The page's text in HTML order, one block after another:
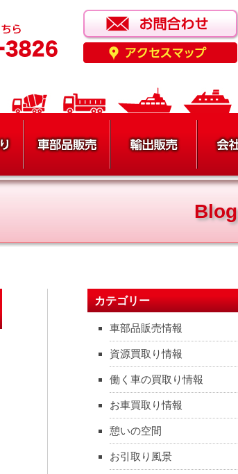
Blog
カテゴリー
車部品販売情報
資源買取り情報
働く車の買取り情報
お車買取り情報
憩いの空間
お引取り風景